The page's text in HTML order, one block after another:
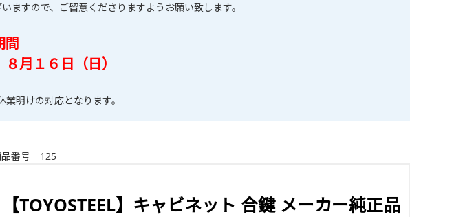
ますので、ご留意くださりますようお願い致します。
間
月１６日（日）
明けの対応となります。
番号 125
【TOYOSTEEL】キャビネット 合鍵 メーカー純正品